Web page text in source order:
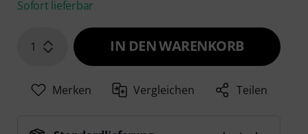
Sofort lieferbar
1 IN DEN WARENKORB
Merken Vergleichen Teilen